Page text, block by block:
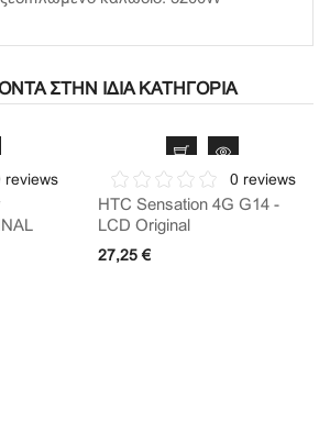
ΣΤΗΝ ΊΔΙΑ ΚΑΤΗΓΟΡΊΑ
reviews 0 reviews
HTC Sensation 4G G14 -
LCD Original
27,25 €